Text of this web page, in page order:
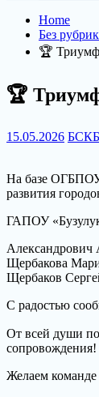
Home
Без
🏆 Триумф
🏆
15.05.2026 БСК
На базе ОГБПОУ
развития
ГАПОУ
Александрович
Щербакова
Щербаков
С радостью
От всей души
сопровождения!
Желаем